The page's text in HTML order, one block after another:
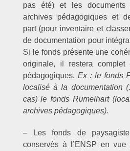
pas été) et les documents
archives pédagogiques et
part (pour inventaire et
de documentation pour
Si le fonds présente une
originale, il restera complet
pédagogiques. Ex : le fonds
localisé à la documentation
cas) le fonds Rumelhart
archives pédagogiques).
– Les fonds de
conservés à l’ENSP en